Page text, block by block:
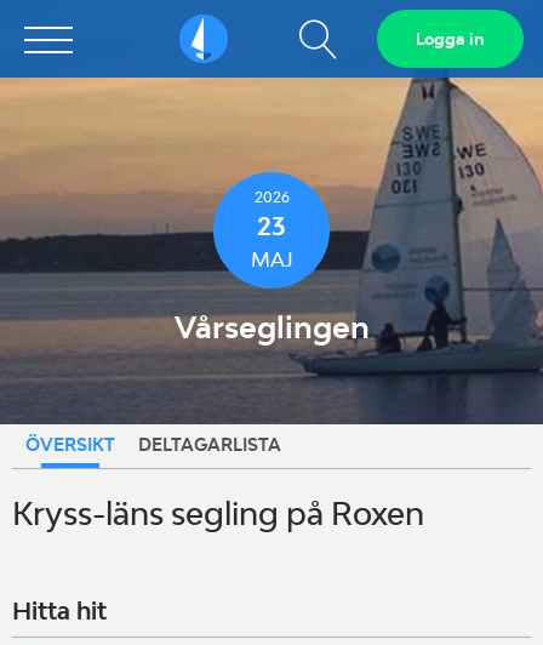
Sailarena Visa
sökfält
Logga in
2026
23
MAJ
Vårseglingen
ÖVERSIKT DELTAGARLISTA
Kryss-läns segling på Roxen
Hitta hit